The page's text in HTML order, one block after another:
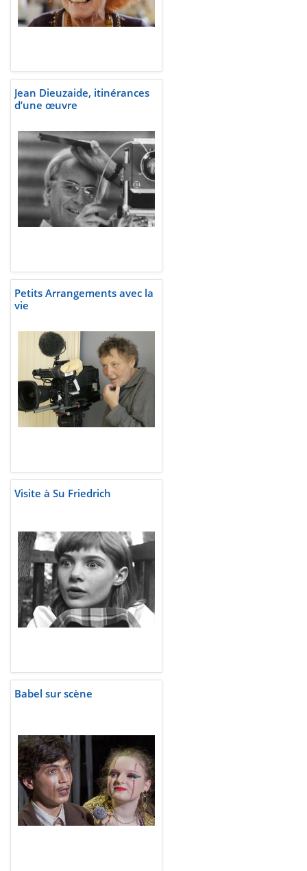
Jean Dieuzaide, itinérances
d’une œuvre
Petits Arrangements avec la
vie
Visite à Su Friedrich
Babel sur scène